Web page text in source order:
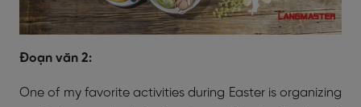
Đoạn văn 2:
One of my favorite activities during Easter is organizing